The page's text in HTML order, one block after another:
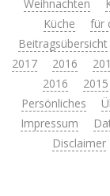
Weihnachten
Küche
für
Beitragsübersicht
2017
2016
2016
2015
Persönliches
Impressum
Disclaimer